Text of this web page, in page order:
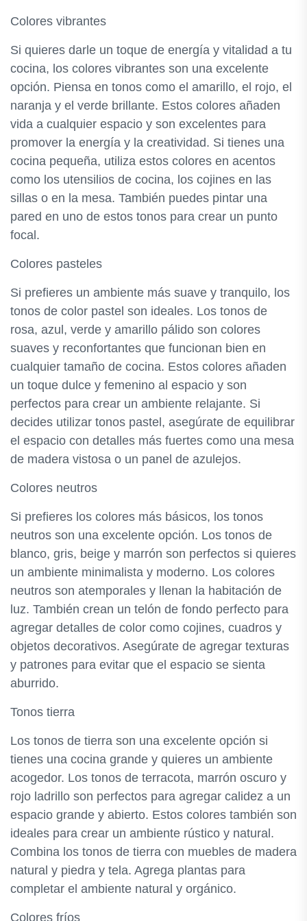
Colores vibrantes
Si quieres darle un toque de energía y vitalidad a tu
cocina, los colores vibrantes son una excelente
opción. Piensa en tonos como el amarillo, el rojo, el
naranja y el verde brillante. Estos colores añaden
vida a cualquier espacio y son excelentes para
promover la energía y la creatividad. Si tienes una
cocina pequeña, utiliza estos colores en acentos
como los utensilios de cocina, los cojines en las
sillas o en la mesa. También puedes pintar una
pared en uno de estos tonos para crear un punto
focal.
Colores pasteles
Si prefieres un ambiente más suave y tranquilo, los
tonos de color pastel son ideales. Los tonos de
rosa, azul, verde y amarillo pálido son colores
suaves y reconfortantes que funcionan bien en
cualquier tamaño de cocina. Estos colores añaden
un toque dulce y femenino al espacio y son
perfectos para crear un ambiente relajante. Si
decides utilizar tonos pastel, asegúrate de equilibrar
el espacio con detalles más fuertes como una mesa
de madera vistosa o un panel de azulejos.
Colores neutros
Si prefieres los colores más básicos, los tonos
neutros son una excelente opción. Los tonos de
blanco, gris, beige y marrón son perfectos si quieres
un ambiente minimalista y moderno. Los colores
neutros son atemporales y llenan la habitación de
luz. También crean un telón de fondo perfecto para
agregar detalles de color como cojines, cuadros y
objetos decorativos. Asegúrate de agregar texturas
y patrones para evitar que el espacio se sienta
aburrido.
Tonos tierra
Los tonos de tierra son una excelente opción si
tienes una cocina grande y quieres un ambiente
acogedor. Los tonos de terracota, marrón oscuro y
rojo ladrillo son perfectos para agregar calidez a un
espacio grande y abierto. Estos colores también son
ideales para crear un ambiente rústico y natural.
Combina los tonos de tierra con muebles de madera
natural y piedra y tela. Agrega plantas para
completar el ambiente natural y orgánico.
Colores fríos